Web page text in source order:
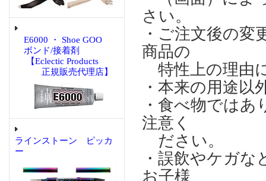
E6000 ・ Shoe GOO
ボンド/接着剤
【Eclectic Products
正規販売代理店】
ラインストーン ピッカ
ー
さい。
・ご注文後の
商品の
特性上の理由
・本来の用途
・食べ物では
注意く
ださい。
・誤飲やケガ
お子様